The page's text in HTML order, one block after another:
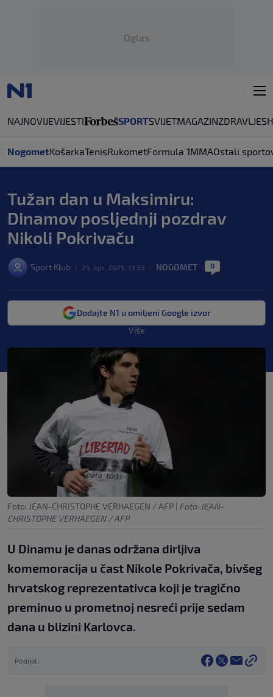
Oglas
NAJNOVIJEVIJESTI SPORTSVIJETMAGAZINZDRAVLJE
NogometKošarkaTenisRukometFormula 1MMAOstali
Tužan dan u Maksimiru:
Dinamov posljednji pozdrav
Nikoli Pokrivaču
Sport Klub 25. apr. 2025. 13:53 NOGOMET 0
Dodajte N1 u omiljeni Google izvor
Više
Foto: JEAN-CHRISTOPHE VERHAEGEN / AFP | Foto: JEAN-
CHRISTOPHE VERHAEGEN / AFP
U Dinamu je danas održana dirljiva
komemoracija u čast Nikole Pokrivača, bivšeg
hrvatskog reprezentativca koji je tragično
preminuo u prometnoj nesreći prije sedam
dana u blizini Karlovca.
Podijeli